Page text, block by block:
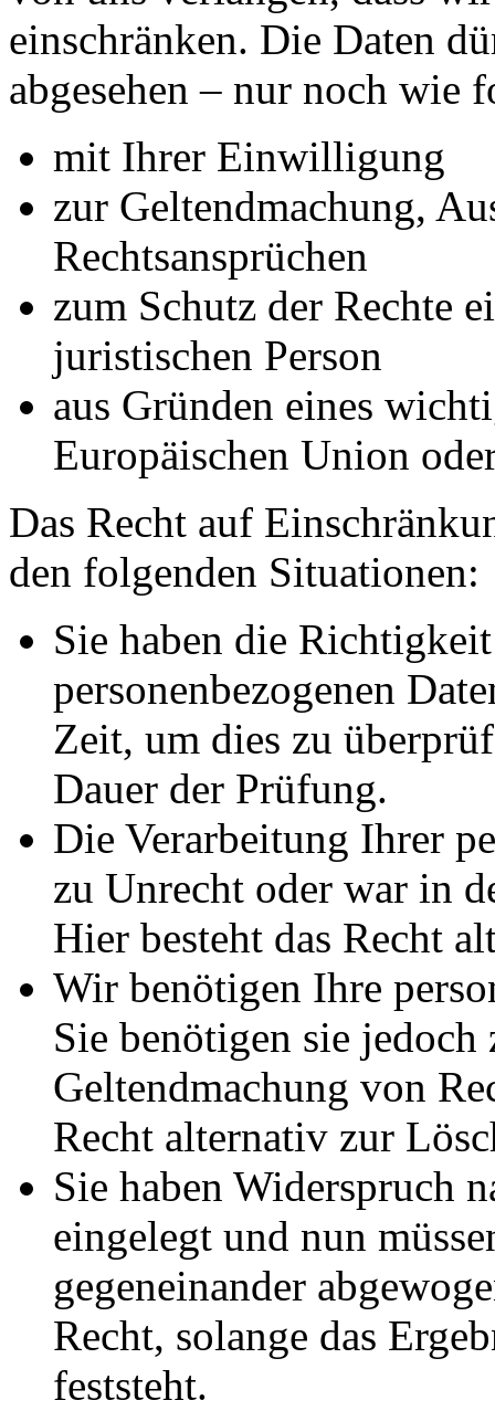
einschränken. Die Daten
abgesehen – nur noch wie
mit Ihrer Einwilligung
zur Geltendmachung,
Rechtsansprüchen
zum Schutz der Rechte
juristischen Person
aus Gründen eines
Europäischen Union
Das Recht auf
den folgenden Situationen:
Sie haben die
personenbezogenen
Zeit, um dies zu
Dauer der Prüfung.
Die Verarbeitung Ihrer
zu Unrecht oder war in
Hier besteht das Recht
Wir benötigen Ihre
Sie benötigen sie
Geltendmachung von
Recht alternativ zur
Sie haben Widerspruch
eingelegt und nun
gegeneinander
Recht, solange das
feststeht.